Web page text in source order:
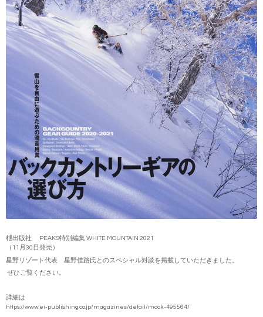
枻出版社 PEAKS特別編集 WHITE MOUNTAIN 2021
（11月30日発売）
星野リゾート代表 星野佳路氏とのスペシャル対談を掲載していただきました。
ぜひご覧ください。
詳細は
https://www.ei-publishing.co.jp/magazines/detail/mook-495564/